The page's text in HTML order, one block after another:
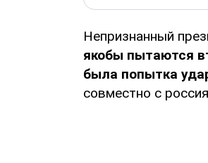
Непризнанный
якобы пытаются
была попытка
совместно с